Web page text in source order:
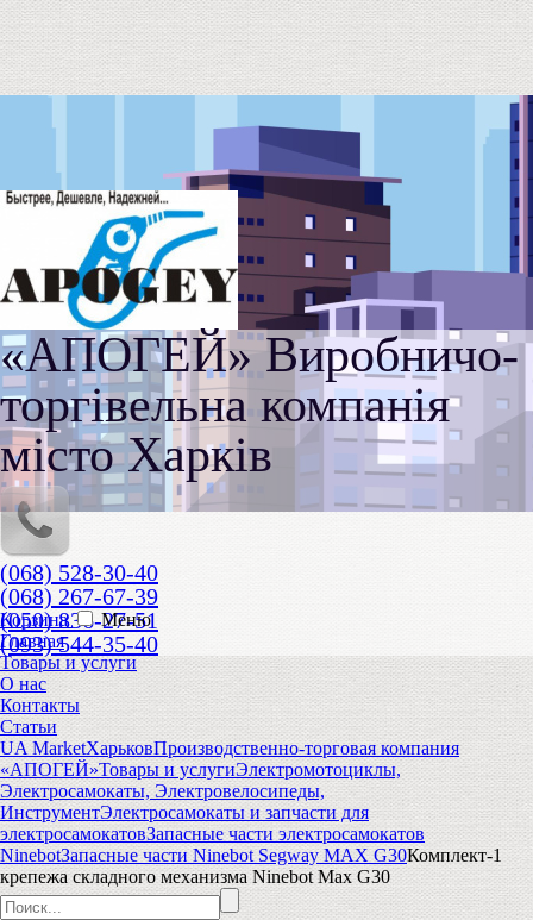
«АПОГЕЙ» Виробничо-
торгівельна компанія
місто Харків
(068) 528-30-40
(068) 267-67-39
(050) 836-27-51
(093) 544-35-40
Корзина
Меню
Главная
Товары и услуги
О нас
Контакты
Статьи
UA MarketХарьковПроизводственно-торговая компания
«АПОГЕЙ»Товары и услугиЭлектромотоциклы,
Электросамокаты, Электровелосипеды,
ИнструментЭлектросамокаты и запчасти для
электросамокатовЗапасные части электросамокатов
NinebotЗапасные части Ninebot Segway MAX G30Комплект-1
крепежа складного механизма Ninebot Max G30